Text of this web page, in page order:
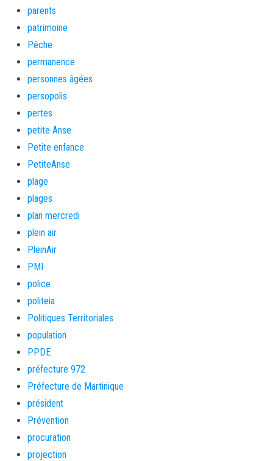
parents
patrimoine
Pêche
permanence
personnes âgées
persopolis
pertes
petite Anse
Petite enfance
PetiteAnse
plage
plages
plan mercredi
plein air
PleinAir
PMI
police
politeia
Politiques Territoriales
population
PPDE
préfecture 972
Préfecture de Martinique
président
Prévention
procuration
projection